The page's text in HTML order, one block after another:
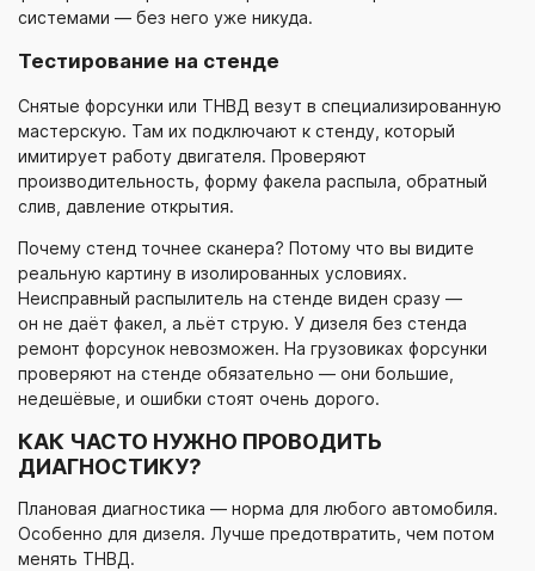
системами — без него уже никуда.
Тестирование на стенде
Снятые форсунки или ТНВД везут в специализированную
мастерскую. Там их подключают к стенду, который
имитирует работу двигателя. Проверяют
производительность, форму факела распыла, обратный
слив, давление открытия.
Почему стенд точнее сканера? Потому что вы видите
реальную картину в изолированных условиях.
Неисправный распылитель на стенде виден сразу —
он не даёт факел, а льёт струю. У дизеля без стенда
ремонт форсунок невозможен. На грузовиках форсунки
проверяют на стенде обязательно — они большие,
недешёвые, и ошибки стоят очень дорого.
КАК ЧАСТО НУЖНО ПРОВОДИТЬ
ДИАГНОСТИКУ?
Плановая диагностика — норма для любого автомобиля.
Особенно для дизеля. Лучше предотвратить, чем потом
менять ТНВД.